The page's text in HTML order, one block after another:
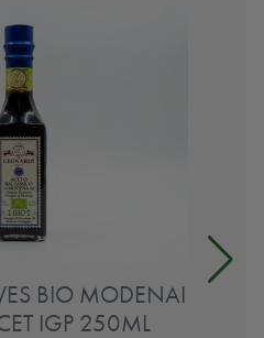
BIO MODENAI
IGP 250ML